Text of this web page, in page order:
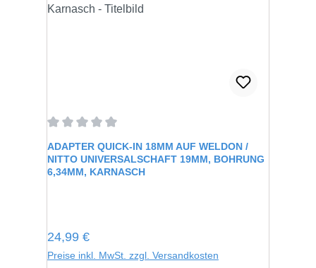
ADAPTER QUICK-IN 18MM AUF WELDON /
NITTO UNIVERSALSCHAFT 19MM, BOHRUNG
6,34MM, KARNASCH
Regulärer Preis:
24,99 €
Preise inkl. MwSt. zzgl. Versandkosten